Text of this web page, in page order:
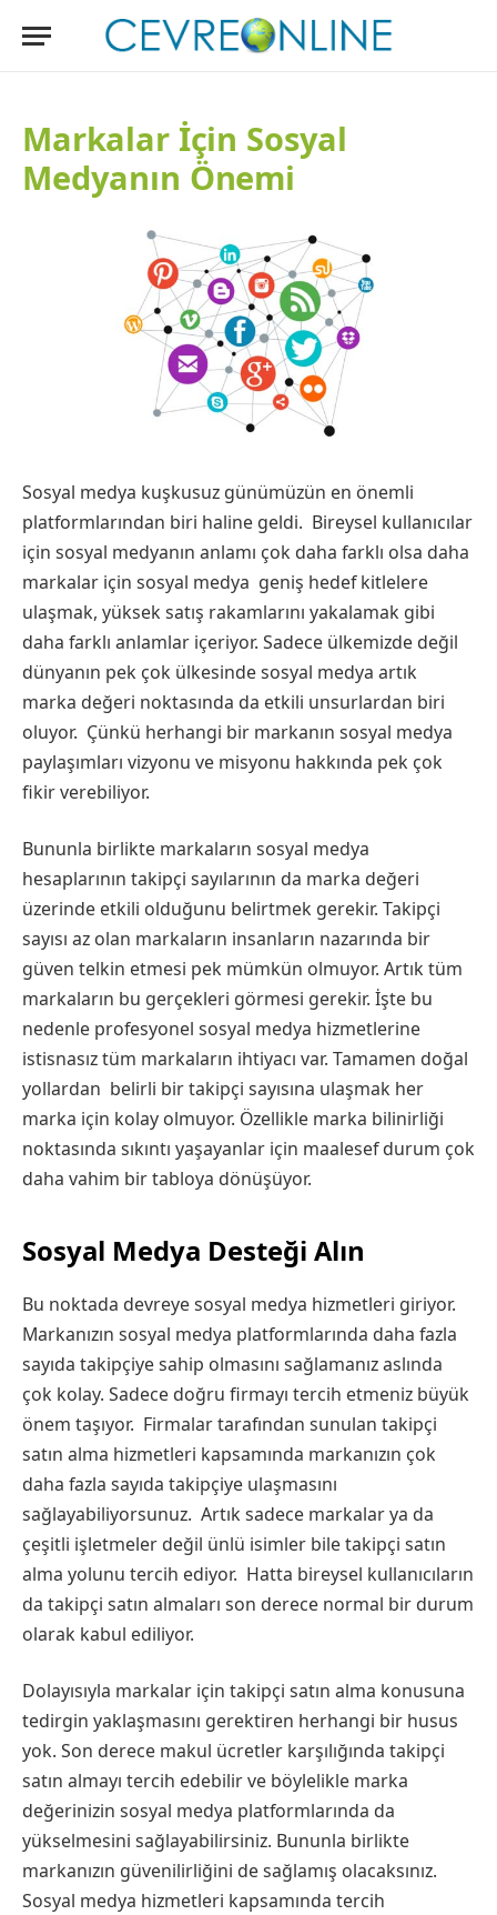
Markalar İçin Sosyal
Medyanın Önemi
Sosyal medya kuşkusuz günümüzün en önemli
platformlarından biri haline geldi. Bireysel kullanıcılar
için sosyal medyanın anlamı çok daha farklı olsa daha
markalar için sosyal medya geniş hedef kitlelere
ulaşmak, yüksek satış rakamlarını yakalamak gibi
daha farklı anlamlar içeriyor. Sadece ülkemizde değil
dünyanın pek çok ülkesinde sosyal medya artık
marka değeri noktasında da etkili unsurlardan biri
oluyor. Çünkü herhangi bir markanın sosyal medya
paylaşımları vizyonu ve misyonu hakkında pek çok
fikir verebiliyor.
Bununla birlikte markaların sosyal medya
hesaplarının takipçi sayılarının da marka değeri
üzerinde etkili olduğunu belirtmek gerekir. Takipçi
sayısı az olan markaların insanların nazarında bir
güven telkin etmesi pek mümkün olmuyor. Artık tüm
markaların bu gerçekleri görmesi gerekir. İşte bu
nedenle profesyonel sosyal medya hizmetlerine
istisnasız tüm markaların ihtiyacı var. Tamamen doğal
yollardan belirli bir takipçi sayısına ulaşmak her
marka için kolay olmuyor. Özellikle marka bilinirliği
noktasında sıkıntı yaşayanlar için maalesef durum çok
daha vahim bir tabloya dönüşüyor.
Sosyal Medya Desteği Alın
Bu noktada devreye sosyal medya hizmetleri giriyor.
Markanızın sosyal medya platformlarında daha fazla
sayıda takipçiye sahip olmasını sağlamanız aslında
çok kolay. Sadece doğru firmayı tercih etmeniz büyük
önem taşıyor. Firmalar tarafından sunulan takipçi
satın alma hizmetleri kapsamında markanızın çok
daha fazla sayıda takipçiye ulaşmasını
sağlayabiliyorsunuz. Artık sadece markalar ya da
çeşitli işletmeler değil ünlü isimler bile takipçi satın
alma yolunu tercih ediyor. Hatta bireysel kullanıcıların
da takipçi satın almaları son derece normal bir durum
olarak kabul ediliyor.
Dolayısıyla markalar için takipçi satın alma konusuna
tedirgin yaklaşmasını gerektiren herhangi bir husus
yok. Son derece makul ücretler karşılığında takipçi
satın almayı tercih edebilir ve böylelikle marka
değerinizin sosyal medya platformlarında da
yükselmesini sağlayabilirsiniz. Bununla birlikte
markanızın güvenilirliğini de sağlamış olacaksınız.
Sosyal medya hizmetleri kapsamında tercih